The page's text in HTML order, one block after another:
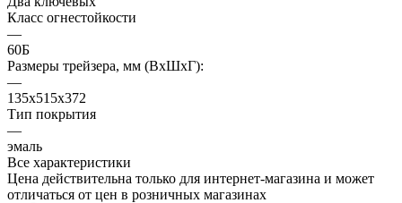
Класс огнестойкости
—
60Б
Размеры трейзера, мм (ВхШхГ):
—
135х515х372
Тип покрытия
—
эмаль
Все характеристики
Цена действительна только для интернет-магазина и может
отличаться от цен в розничных магазинах